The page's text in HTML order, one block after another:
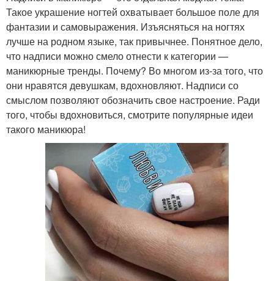
Такое украшение ногтей охватывает большое поле для
фантазии и самовыражения. Изъясняться на ногтях
лучше на родном языке, так привычнее. Понятное дело,
что надписи можно смело отнести к категории —
маникюрные тренды. Почему? Во многом из-за того, что
они нравятся девушкам, вдохновляют. Надписи со
смыслом позволяют обозначить свое настроение. Ради
того, чтобы вдохновиться, смотрите популярные идеи
такого маникюра!